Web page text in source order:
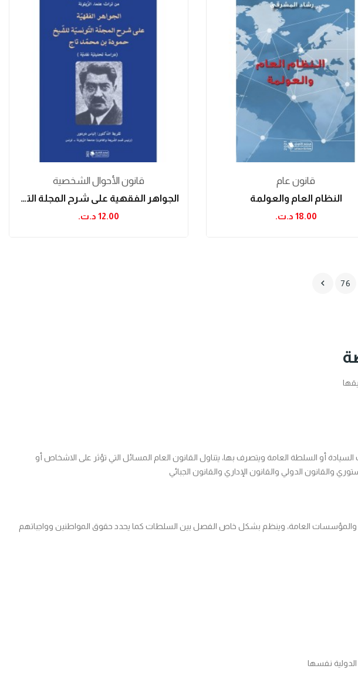
قانون عام
النظام العام والعولمة
18.00 د.ت.‏
قانون الأحوال الشخصية
الجواهر الفقهية على شرح المجلة التونسية للشيخ...
12.00 د.ت.‏
76

أو السلطة العامة ويتصرف بها، يتناول القانون العام المسائل التي تؤثر على الاشخاص أو
والقانون الدولي والقانون الإداري والقانون الجبائي
والمؤسسات العامة، وينظم بشكل خاص الفصل بين السلطات كما يحدد حقوق المواطنين وواجباتهم
الدولية نفسها